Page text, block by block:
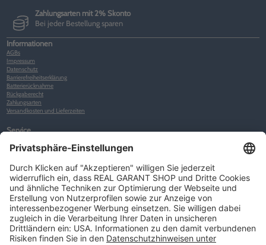
Zahlungsarten mit 2% Skonto
Bei jeder Bestellung sparen
Informationen
AGBs
Impressum
Datenschutz
Barrierefreiheitserklärung
Batterierücknahme
Rückgaberecht
Zahlungsarten
Versandkosten und Lieferzeiten
Service
Warenkorb
Neues Kunden-Konto anlegen
Newsletter
Kontakt
FAQs
Über uns
Kategorien
Betriebsorganisation (52)
Schlüsselorganisation (140)
Reifenorganisation (35)